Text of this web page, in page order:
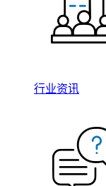
行业资讯